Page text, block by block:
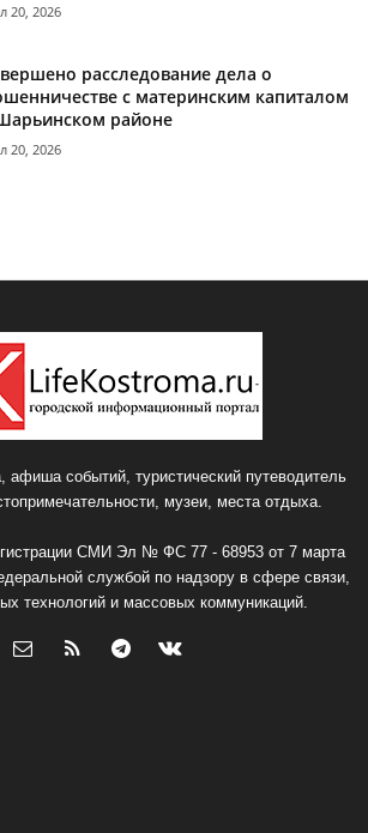
20, 2026
расследование дела о
с материнским капиталом
районе
20, 2026
афиша событий, туристический путеводитель
музеи, места отдыха.
СМИ Эл № ФС 77 - 68953 от 7 марта
службой по надзору в сфере связи,
технологий и массовых коммуникаций.